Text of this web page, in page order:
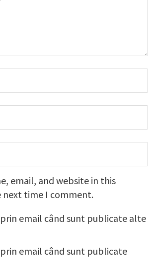
email, and website in this
next time I comment.
email când sunt publicate alte
email când sunt publicate